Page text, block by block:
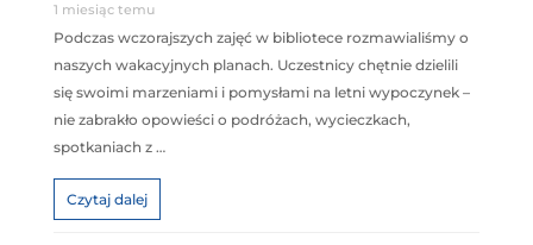
1 miesiąc temu
Podczas wczorajszych zajęć w bibliotece rozmawialiśmy o
naszych wakacyjnych planach. Uczestnicy chętnie dzielili
się swoimi marzeniami i pomysłami na letni wypoczynek –
nie zabrakło opowieści o podróżach, wycieczkach,
spotkaniach z …
Czytaj dalej